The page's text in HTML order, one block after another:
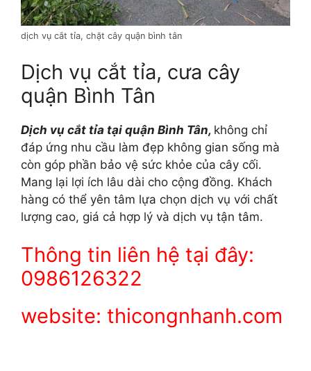
dịch vụ cắt tỉa, chặt cây quận bình tân
Dịch vụ cắt tỉa, cưa cây
quận Bình Tân
Dịch vụ cắt tỉa tại quận Bình Tân, không chỉ
đáp ứng nhu cầu làm đẹp không gian sống mà
còn góp phần bảo vệ sức khỏe của cây cối.
Mang lại lợi ích lâu dài cho cộng đồng. Khách
hàng có thể yên tâm lựa chọn dịch vụ với chất
lượng cao, giá cả hợp lý và dịch vụ tận tâm.
Thông tin liên hệ tại đây:
0986126322
website: thicongnhanh.com